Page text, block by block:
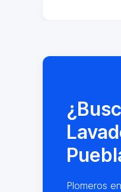
Plomeros